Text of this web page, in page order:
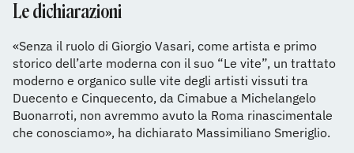
Le dichiarazioni
«Senza il ruolo di Giorgio Vasari, come artista e primo
storico dell’arte moderna con il suo “Le vite”, un trattato
moderno e organico sulle vite degli artisti vissuti tra
Duecento e Cinquecento, da Cimabue a Michelangelo
Buonarroti, non avremmo avuto la Roma rinascimentale
che conosciamo», ha dichiarato Massimiliano Smeriglio.